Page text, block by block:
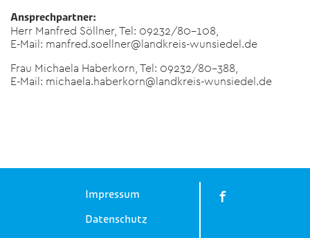
Ansprechpartner:
Herr Manfred Söllner, Tel: 09232/80-108,
E-Mail: manfred.soellner@landkreis-wunsiedel.de
Frau Michaela Haberkorn, Tel: 09232/80-388,
E-Mail: michaela.haberkorn@landkreis-wunsiedel.de
Impressum
Datenschutz